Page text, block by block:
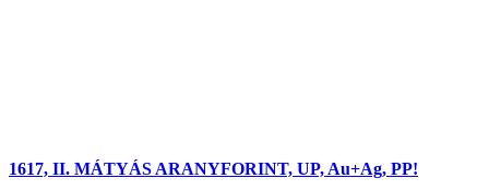
1617, II. MÁTYÁS ARANYFORINT, UP, Au+Ag, PP!